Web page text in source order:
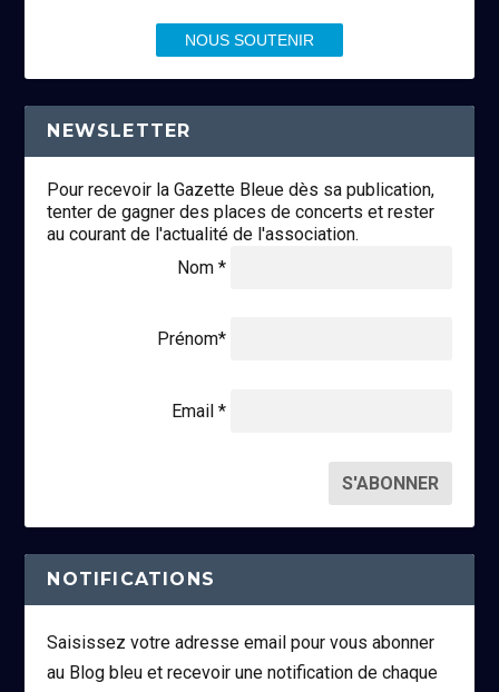
NOUS SOUTENIR
NEWSLETTER
Pour recevoir la Gazette Bleue dès sa publication,
tenter de gagner des places de concerts et rester
au courant de l'actualité de l'association.
Nom *
Prénom*
Email *
NOTIFICATIONS
Saisissez votre adresse email pour vous abonner
au Blog bleu et recevoir une notification de chaque